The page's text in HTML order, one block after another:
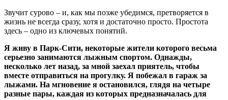
Звучит сурово – и, как мы позже убедимся, претворяется в
жизнь не всегда сразу, хотя и достаточно просто. Простота
здесь – одно из ключевых понятий.
Я живу в Парк-Сити, некоторые жители которого весьма
серьезно занимаются лыжным спортом. Однажды,
несколько лет назад, за мной заехал приятель, чтобы
вместе отправиться на прогулку. Я побежал в гараж за
лыжами. На мгновение я остановился, глядя на четыре
разные пары, каждая из которых предназначалась для